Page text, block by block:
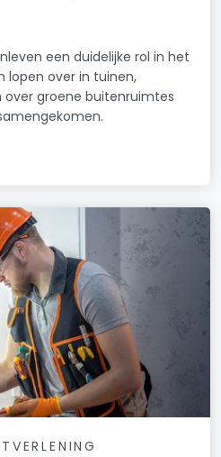
een duidelijke rol in het
lopen over in tuinen,
over groene buitenruimtes